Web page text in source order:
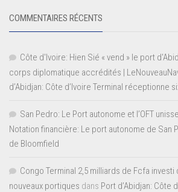
COMMENTAIRES RÉCENTS
Côte d'Ivoire: Hien Sié « vend » le port
corps diplomatique accrédités |
d’Abidjan: Côte d’Ivoire Terminal réceptionne
San Pedro: Le Port autonome et l’OFT
Notation financière: Le port autonome de San
de Bloomfield
Congo Terminal 2,5 milliards de Fcfa investi
nouveaux portiques dans Port d’Abidjan: Côte